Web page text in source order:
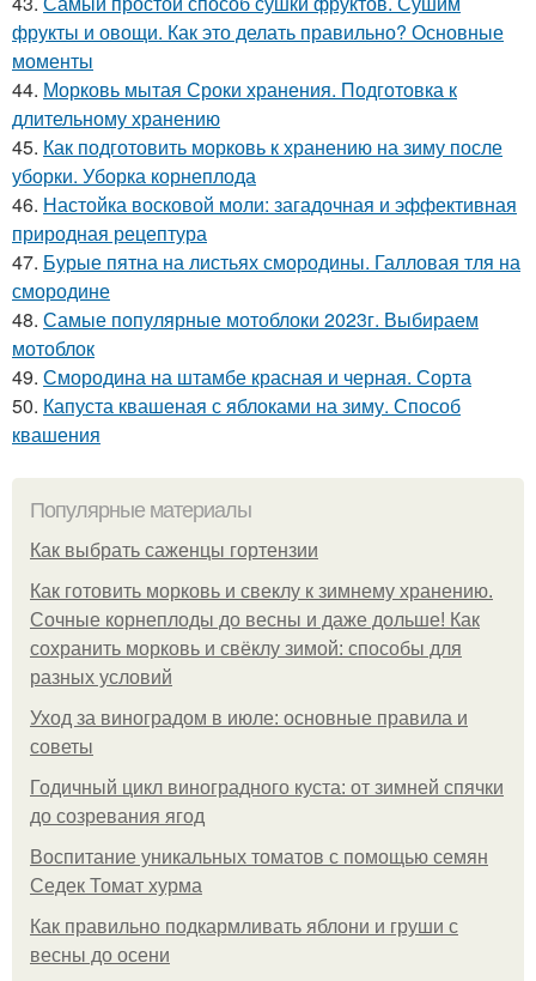
фрукты и овощи. Как это делать правильно? Основные
моменты
44. Морковь мытая Сроки хранения. Подготовка к
длительному хранению
45. Как подготовить морковь к хранению на зиму после
уборки. Уборка корнеплода
46. Настойка восковой моли: загадочная и эффективная
природная рецептура
47. Бурые пятна на листьях смородины. Галловая тля на
смородине
48. Самые популярные мотоблоки 2023г. Выбираем
мотоблок
49. Смородина на штамбе красная и черная. Сорта
50. Капуста квашеная с яблоками на зиму. Способ
квашения
Популярные материалы
Как выбрать саженцы гортензии
Как готовить морковь и свеклу к зимнему хранению.
Сочные корнеплоды до весны и даже дольше! Как
сохранить морковь и свёклу зимой: способы для
разных условий
Уход за виноградом в июле: основные правила и
советы
Годичный цикл виноградного куста: от зимней спячки
до созревания ягод
Воспитание уникальных томатов с помощью семян
Седек Томат хурма
Как правильно подкармливать яблони и груши с
весны до осени